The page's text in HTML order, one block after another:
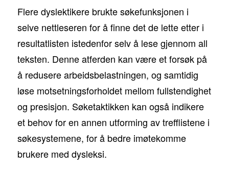
Flere dyslektikere brukte søkefunksjonen i
selve nettleseren for å finne det de lette etter i
resultatlisten istedenfor selv å lese gjennom all
teksten. Denne atferden kan være et forsøk på
å redusere arbeidsbelastningen, og samtidig
løse motsetningsforholdet mellom fullstendighet
og presisjon. Søketaktikken kan også indikere
et behov for en annen utforming av trefflistene i
søkesystemene, for å bedre imøtekomme
brukere med dysleksi.